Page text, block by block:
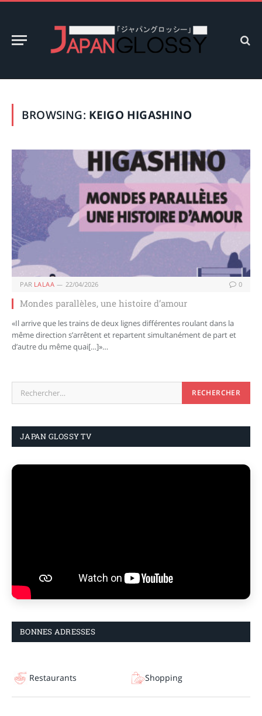
BROWSING: KEIGO HIGASHINO
PAR LALAA 22/04/2026 0
Mondes parallèles, une histoire d’amour
«Il arrive que les trains de deux lignes différentes roulant dans la
même direction s’arrêtent et repartent simultanément de part et
d’autre du même quai[…]»…
JAPAN GLOSSY TV
BONNES ADRESSES
Restaurants Shopping